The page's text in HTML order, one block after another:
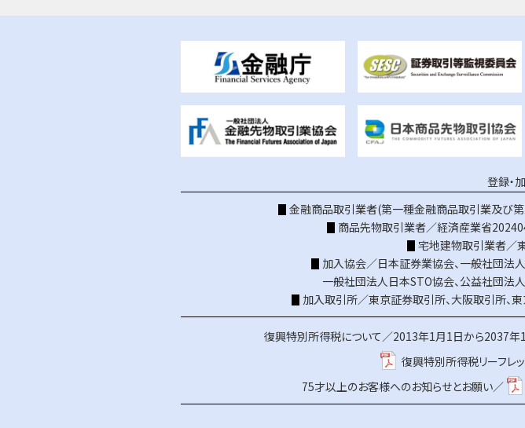
登録・
金融商品取引業者(第一種金融商品取引業及び
商品先物取引業者／経済産業省
宅地建物取引業者／
加入協会／日本証券業協会、 一般社団法
一般社団法人日本STO協会、 公益社団法
加入取引所／東京証券取引所、大阪取引所、
復興特別所得税について／2013年1月1日から2037年
復興特別所得税リーフレ
75才以上のお客様へのお知らせとお願い／